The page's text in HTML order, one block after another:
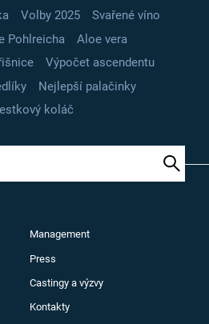
Volby 2025
Svařené víno
Pohlreicha
Aloe vera
Výpočet ascendentu
Nejlepší palačinky
koláč
Management
Press
Castingy a výzvy
Kontakty